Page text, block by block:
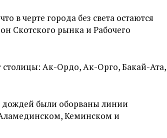
в черте города без света остаются
Скотского рынка и Рабочего
столицы: Ак-Ордо, Ак-Орго, Бакай-Ата,
дождей были оборваны линии
Аламединском, Кеминском и